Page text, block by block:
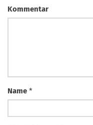
Kommentar
Name *